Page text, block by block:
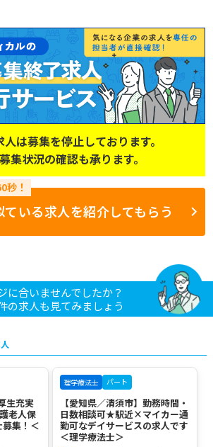
は募集を停止しております。
集状況の確認も承ります。
ている求人を紹介してもらう
に合いませんでしたか？
の求人も見てみましょう
生充実
老人保
集！＜
理学療法士 パート
【愛知県／清須市】勤務時間・
日数相談可★駅近×マイカー通
勤可なデイサービスの求人です
＜理学療法士＞